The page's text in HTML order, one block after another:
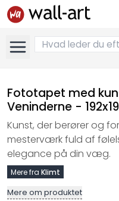
Fototapet med
Veninderne -
Kunst, der berører og
mesterværk fuld af
elegance på din væg.
Mere fra Klimt
Mere om produktet